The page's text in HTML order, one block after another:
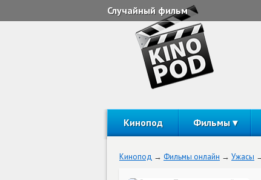
Случайный фильм
Кинопод Фильмы
Кинопод Фильмы онлайн Ужасы